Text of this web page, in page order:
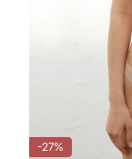
-27%